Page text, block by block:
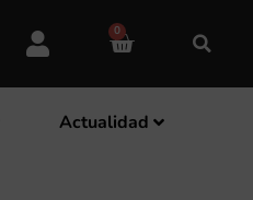
0
Actualidad